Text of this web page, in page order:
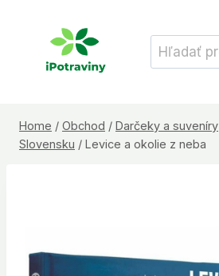
Hľadať:
Home / Obchod / Darčeky a suveníry
Slovensku / Levice a okolie z neba